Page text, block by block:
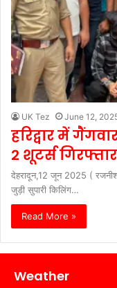
UK Tez June 12,
हरिद्वार में
2 शूटर्स गिरफ्तार
देहरादून,12 जून 2025 ( रजनीश
जुड़ी सुपारी किलिंग…
Read More »
Weather